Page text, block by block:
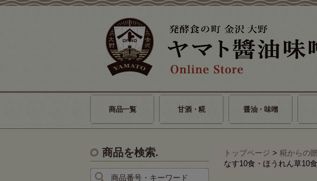
商品一覧 甘酒・糀 醤油・味噌
商品を検索. トップページ > 糀からの
なす10食・ほうれん草10